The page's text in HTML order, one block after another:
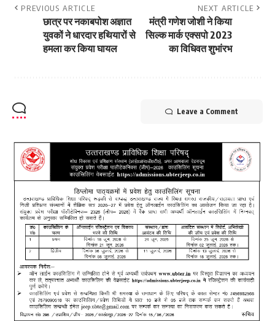
PREVIOUS ARTICLE
छात्र पर नकाबपोश अज्ञात
युवकों ने धारदार हथियारों से
हमला कर किया घायल
NEXT ARTICLE
मंत्री गणेश जोशी ने किया
सिल्क मार्क एक्सपो 2023
का विधिवत शुभांरभ
Leave a Comment